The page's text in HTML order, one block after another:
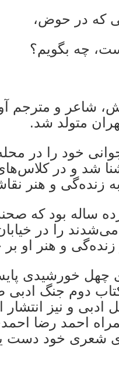
که در حوض،
چه بگویم؟
شاعر و مترجم
متولد شد.
خود را در
شد و در
زنده‌گی و هنر
ساله بود که
را در
زنده‌گی و هنر او
چهل خورشیدی
دوم جنگ ادبی
ادبی و نیز
احمد رضا
شعری خود دست